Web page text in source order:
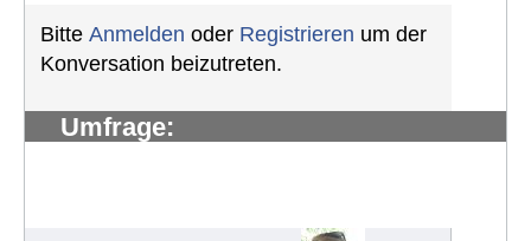
Bitte Anmelden oder Registrieren um der
Konversation beizutreten.
Umfrage: